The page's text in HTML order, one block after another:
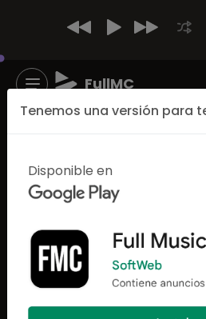
FullMC
Tenemos una versión para
Disponible en